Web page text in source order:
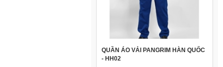
QUẦN ÁO VẢI PANGRIM HÀN QUỐC
- HH02